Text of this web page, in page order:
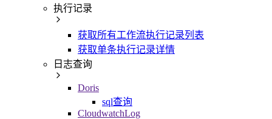
执行记录
获取所有工作流执行记录列表
获取单条执行记录详情
日志查询
Doris
sql查询
CloudwatchLog